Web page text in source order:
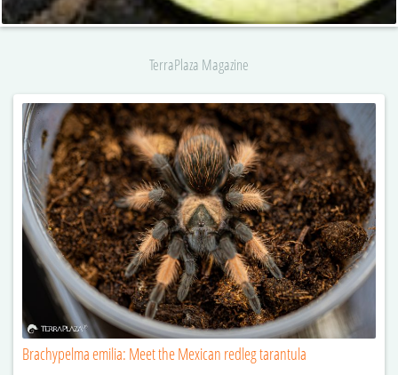
TerraPlaza Magazine
Brachypelma emilia: Meet the Mexican redleg tarantula